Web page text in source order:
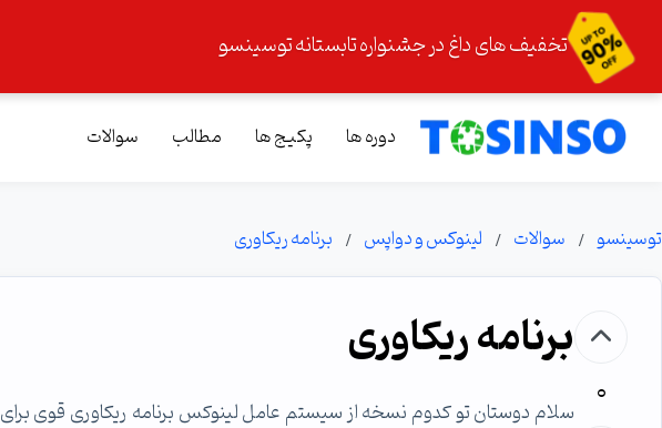
تخفیف های داغ در جشنواره تابستانه توسینسو
دوره ها پکیج ها مطالب سوالات
توسینسو سوالات لینوکس و دواپس برنامه ریکاوری
0
برنامه ریکاوری
سلام دوستان تو کدوم نسخه از سیستم عامل لینوکس برنامه ریکاوری قوی برای